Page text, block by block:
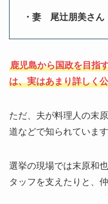
・妻 尾辻朋美さん
鹿児島から国政を目指
は、実はあまり詳しく
ただ、夫が料理人の末
道などで知られています
選挙の現場では末原和
タッフを支えたりと、